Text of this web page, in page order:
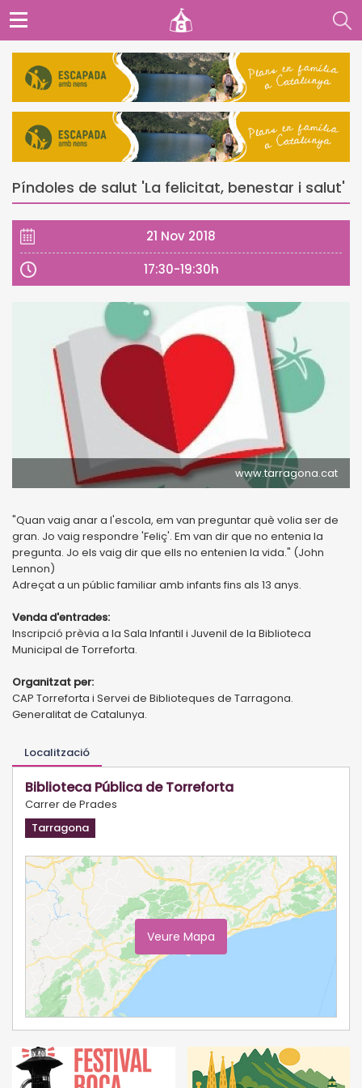
Píndoles de salut 'La felicitat, benestar i salut'
21 Nov 2018
17:30-19:30h
www.tarragona.cat
"Quan vaig anar a l'escola, em van preguntar què volia ser de
gran. Jo vaig respondre 'Feliç'. Em van dir que no entenia la
pregunta. Jo els vaig dir que ells no entenien la vida." (John
Lennon)
Adreçat a un públic familiar amb infants fins als 13 anys.
Venda d'entrades:
Inscripció prèvia a la Sala Infantil i Juvenil de la Biblioteca
Municipal de Torreforta.
Organitzat per:
CAP Torreforta i Servei de Biblioteques de Tarragona.
Generalitat de Catalunya.
Localització
Biblioteca Pública de Torreforta
Carrer de Prades
Tarragona
Veure Mapa